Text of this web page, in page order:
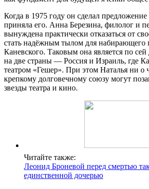
Когда в 1975 году он сделал
приняла его. Анна Березина, филолог и
вынуждена практически отказаться от
стать надёжным тылом для набирающего
Каневского. Таковым она является по
на две страны — Россия и Израиль, где
театром «Гешер». При этом Наталья ни о
крепкому долговечному союзу могут
звезды театра и кино.
Читайте также:
Леонид Броневой перед смертью
единственной дочерью